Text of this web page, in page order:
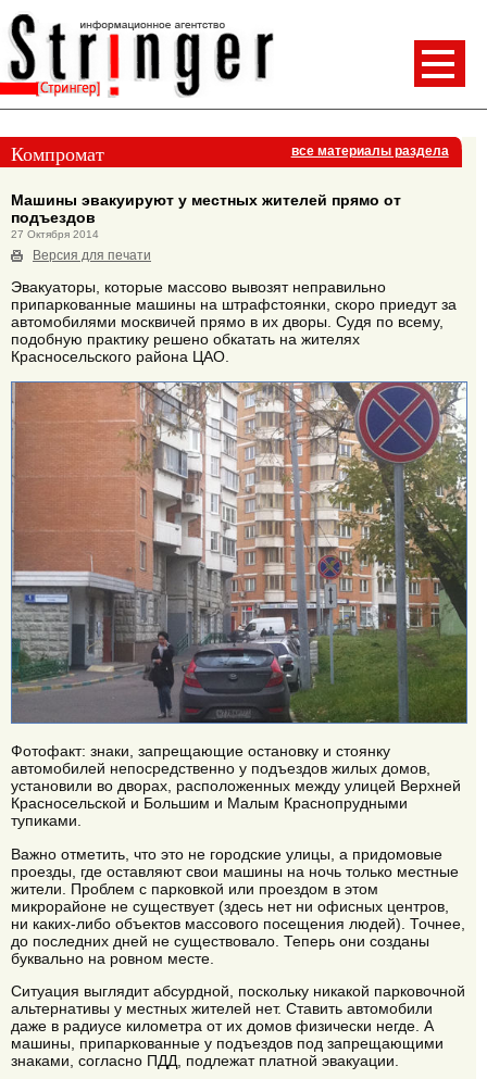
Компромат все материалы раздела
Машины эвакуируют у местных жителей прямо от
подъездов
27 Октября 2014
Версия для печати
Эвакуаторы, которые массово вывозят неправильно
припаркованные машины на штрафстоянки, скоро приедут за
автомобилями москвичей прямо в их дворы. Судя по всему,
подобную практику решено обкатать на жителях
Красносельского района ЦАО.
Фотофакт: знаки, запрещающие остановку и стоянку
автомобилей непосредственно у подъездов жилых домов,
установили во дворах, расположенных между улицей Верхней
Красносельской и Большим и Малым Краснопрудными
тупиками.
Важно отметить, что это не городские улицы, а придомовые
проезды, где оставляют свои машины на ночь только местные
жители. Проблем с парковкой или проездом в этом
микрорайоне не существует (здесь нет ни офисных центров,
ни каких-либо объектов массового посещения людей). Точнее,
до последних дней не существовало. Теперь они созданы
буквально на ровном месте.
Ситуация выглядит абсурдной, поскольку никакой парковочной
альтернативы у местных жителей нет. Ставить автомобили
даже в радиусе километра от их домов физически негде. А
машины, припаркованные у подъездов под запрещающими
знаками, согласно ПДД, подлежат платной эвакуации.